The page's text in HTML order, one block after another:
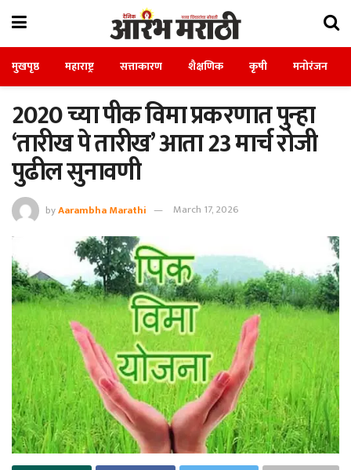
मुखपृष्ठ महाराष्ट्र सत्ताकारण शैक्षणिक कृषी मनोरंजन
2020 च्या पीक विमा प्रकरणात पुन्हा
‘तारीख पे तारीख’ आता 23 मार्च रोजी
पुढील सुनावणी
byAarambha Marathi March 17, 2026